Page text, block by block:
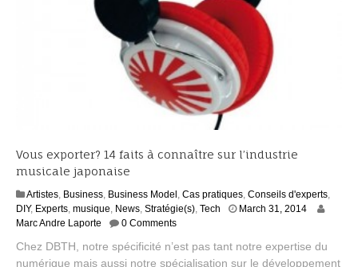
Vous exporter? 14 faits à connaître sur l’industrie
musicale japonaise
Artistes, Business, Business Model , Cas pratiques, Conseils d'experts,
DIY, Experts, musique, News, Stratégie(s), Tech March 31, 2014A
u
Marc Andre Laporte 0 Comments
Chez DBTH, notre spécificité n’est pas tant notre expertise du
numérique mais aussi notre spécialisation sur le développement